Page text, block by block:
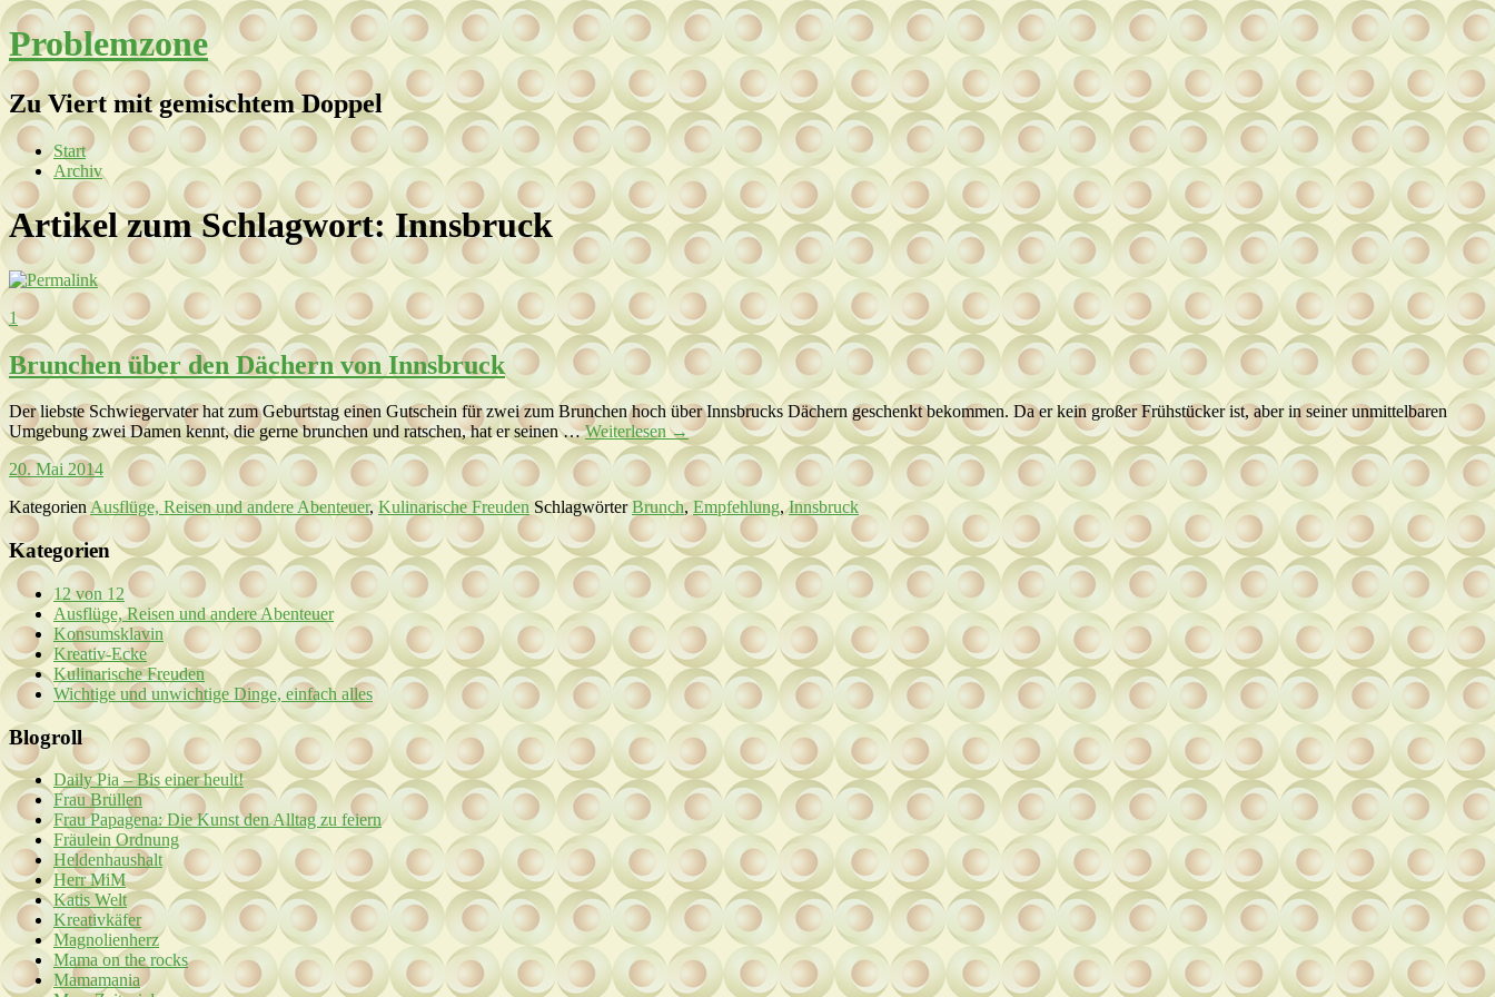
Problemzone
Zu Viert mit gemischtem Doppel
Start
Archiv
Artikel zum Schlagwort:Innsbruck
1
Brunchen über den Dächern von Innsbruck
Der liebste Schwiegervater hat zum Geburtstag einen Gutschein für zwei zum Brunchen hoch über Innsbrucks Dächern geschenkt bekommen. Da er kein großer Frühstücker ist, aber in seiner unmittelbaren
Umgebung zwei Damen kennt, die gerne brunchen und ratschen, hat er seinen …Weiterlesen→
20. Mai 2014
KategorienAusflüge, Reisen und andere Abenteuer, Kulinarische Freuden SchlagwörterBrunch,Empfehlung,Innsbruck
Kategorien
12 von 12
Ausflüge, Reisen und andere Abenteuer
Konsumsklavin
Kreativ-Ecke
Kulinarische Freuden
Wichtige und unwichtige Dinge, einfach alles
Blogroll
Daily Pia – Bis einer heult!
Frau Brüllen
Frau Papagena: Die Kunst den Alltag zu feiern
Fräulein Ordnung
Heldenhaushalt
Herr MiM
Katis Welt
Kreativkäfer
Magnolienherz
Mama on the rocks
Mamamania